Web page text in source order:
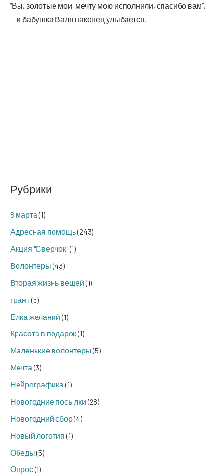
Рубрики
8 марта(1)
Адресная помощь(243)
Акция "Сверчок"(1)
Волонтеры(43)
Вторая жизнь вещей(1)
грант(5)
Елка желаний(1)
Красота в подарок(1)
Маленькие волонтеры(5)
Мечта(3)
Нейрографика(1)
Новогодние посылки(28)
Новогодний сбор(4)
Новый логотип(1)
Обеды(5)
Опрос(1)
“Вы, золо­тые мои, меч­ту мою испол­ни­ли, спа­си­бо вам”,
— и бабуш­ка Валя нако­нец улыбается.